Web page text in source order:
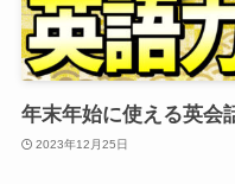
年末年始に使える英会
2023年12月25日